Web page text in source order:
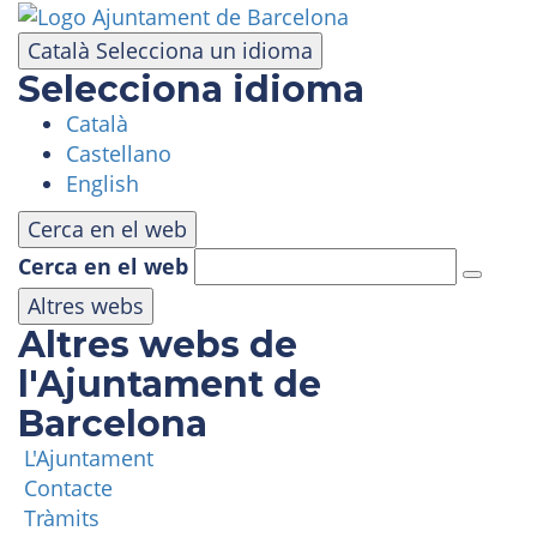
Català Selecciona un idioma
Selecciona idioma
Català
Castellano
English
Cerca en el web
Cerca en el web
Altres webs
Altres webs de
l'Ajuntament de
Barcelona
L'Ajuntament
Contacte
Tràmits
Vés
contingut
VISITA
PARC D'ATRACCIONS
ÀREA PANORÀMICA
MASIA TIBIDABO
FUNICULAR
TIBICLUB